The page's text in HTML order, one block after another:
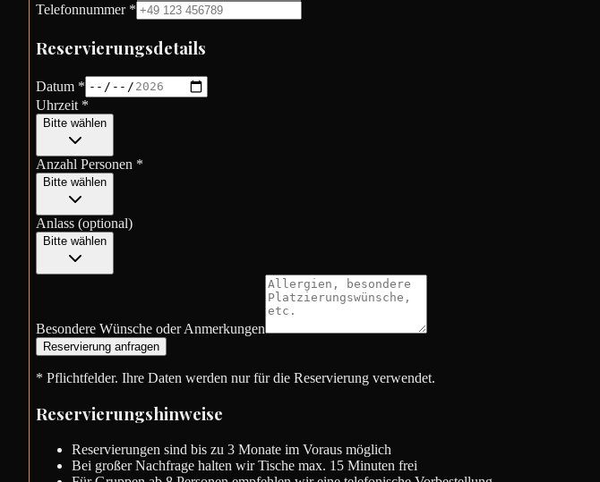
Telefonnummer *
Reservierungsdetails
Datum *
Uhrzeit *
Bitte wählen
Anzahl Personen *
Bitte wählen
Anlass (optional)
Bitte wählen
Besondere Wünsche oder Anmerkungen
Reservierung anfragen
* Pflichtfelder. Ihre Daten werden nur für die Reservierung verwendet.
Reservierungshinweise
Reservierungen sind bis zu 3 Monate im Voraus möglich
Bei großer Nachfrage halten wir Tische max. 15 Minuten frei